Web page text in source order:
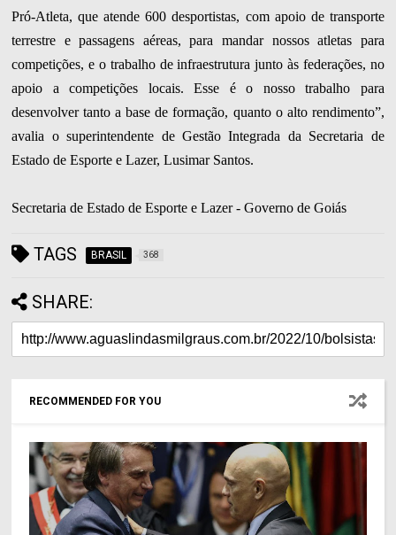
Pró-Atleta, que atende 600 desportistas, com apoio de transporte
terrestre e passagens aéreas, para mandar nossos atletas para
competições, e o trabalho de infraestrutura junto às federações, no
apoio a competições locais. Esse é o nosso trabalho para
desenvolver tanto a base de formação, quanto o alto rendimento”,
avalia o superintendente de Gestão Integrada da Secretaria de
Estado de Esporte e Lazer, Lusimar Santos.
Secretaria de Estado de Esporte e Lazer - Governo de Goiás
TAGS BRASIL 368
SHARE:
RECOMMENDED FOR YOU